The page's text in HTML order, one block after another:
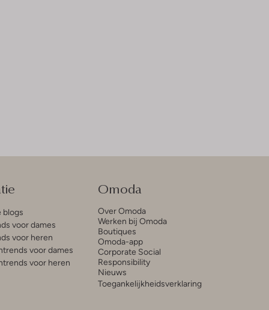
blogs
voor dames
voor heren
voor dames
voor heren
Omoda
Over Omoda
Werken bij Omoda
Boutiques
Omoda-app
Corporate Social
Responsibility
Nieuws
Toegankelijkheidsverklaring